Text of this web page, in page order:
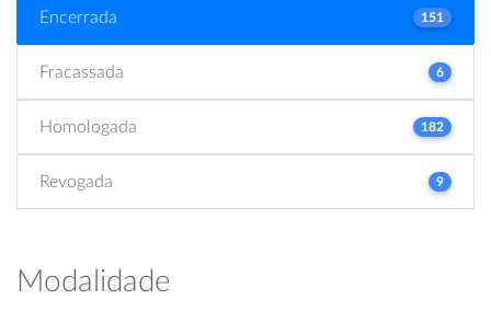
Encerrada 151
Fracassada 6
Homologada 182
Revogada 9
Modalidade